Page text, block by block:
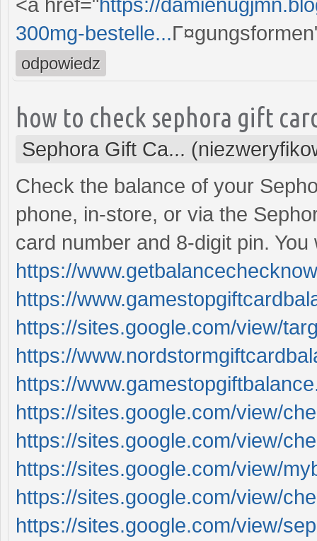
<a href="https://
300mg-bestelle...
odpowiedz
how to check sephora gift
Sephora Gift Ca...
Check the balance of your
phone, in-store, or via the
card number and 8-digit pin.
https://
https://
https://sites.google.com/view/
https://
https://
https://sites.google.com/view/
https://sites.google.com/view/
https://sites.google.com/view/
https://sites.google.com/view/
https://sites.google.com/view/